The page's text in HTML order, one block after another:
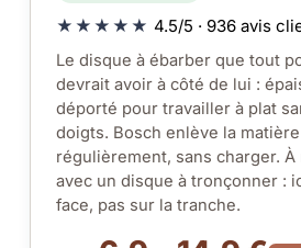
★★★★★ 4.5/5 · 936 avis
Le disque à ébarber que tout
devrait avoir à côté de lui :
déporté pour travailler à plat
doigts. Bosch enlève la
régulièrement, sans charger.
avec un disque à tronçonner :
face, pas sur la tranche.